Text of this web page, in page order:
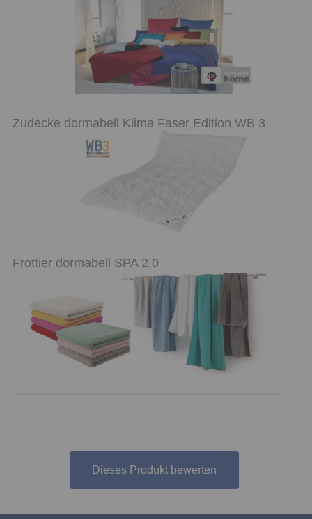
Zudecke dormabell Klima Faser Edition WB 3
Frottier dormabell SPA 2.0
Dieses Produkt bewerten